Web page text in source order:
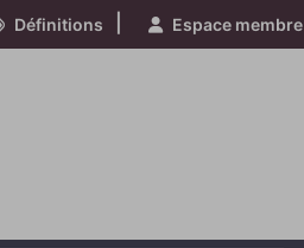
Définitions Espace membre